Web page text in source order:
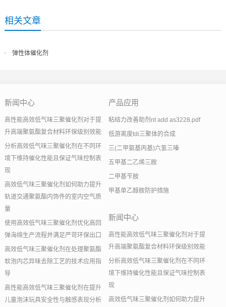
相关文章
弹性体催化剂
新闻中心
高性能高效低气味三聚催化剂对于提
升高端聚氨酯复合材料环保级别效能
分析高效低气味三聚催化剂在不同环
境下维持催化性能且保证气味控制表
现
高效低气味三聚催化剂如何助力提升
轨道交通聚氨酯内饰件的室内空气质
量
使用高效低气味三聚催化剂优化高回
弹海绵生产流程并满足严苛环保出口
高效低气味三聚催化剂在处理聚氨酯
软泡内芯异味去除工艺的技术应用指
导
高性能高效低气味三聚催化剂在提升
儿童泡沫玩具安全性与触感表现分析
产品应用
粘结力改善助剂nt add as3228.pdf
低游离度tdi三聚体的合成
三(二甲氨基丙基)六氢三嗪
五甲基二乙烯三胺
二甲基苄胺
甲基单乙醇胺防护措施
新闻中心
高性能高效低气味三聚催化剂对于提
升高端聚氨酯复合材料环保级别效能
分析高效低气味三聚催化剂在不同环
境下维持催化性能且保证气味控制表
现
高效低气味三聚催化剂如何助力提升